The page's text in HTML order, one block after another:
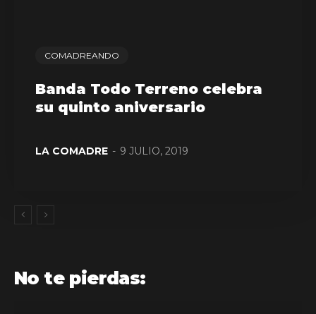
COMADREANDO
Banda Todo Terreno celebra
su quinto aniversario
LA COMADRE - 9 JULIO, 2019
No te pierdas: